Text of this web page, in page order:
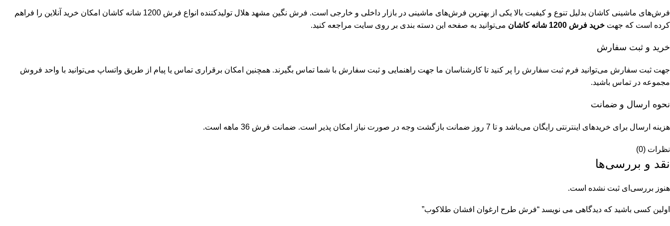
فرش‌های ماشینی کاشان بدلیل تنوع و کیفیت بالا یکی از بهترین فرش‌های ماشینی در بازار داخلی و خارجی است. فرش نگین مشهد هلال تولیدکننده انواع فرش 1200 شانه کاشان امکان خرید آنلاین را فراهم
کرده است که جهت خرید فرش 1200 شانه کاشان می‌توانید به صفحه این دسته بندی بر روی سایت مراجعه کنید.
خرید و ثبت سفارش
جهت ثبت سفارش می‌توانید فرم ثبت سفارش را پر کنید تا کارشناسان ما جهت راهنمایی و ثبت سفارش با شما تماس بگیرند. همچنین امکان برقراری تماس یا پیام از طریق واتساپ می‌توانید با واحد فروش
مجموعه در تماس باشید.
نحوه ارسال و ضمانت
هزینه ارسال برای خریدهای اینترنتی رایگان می‌باشد و تا 7 روز ضمانت بازگشت وجه در صورت نیاز امکان پذیر است. ضمانت فرش 36 ماهه است.
نظرات (0)
نقد و بررسی‌ها
هنوز بررسی‌ای ثبت نشده است.
اولین کسی باشید که دیدگاهی می نویسد “فرش طرح ارغوان افشان طلاکوب”